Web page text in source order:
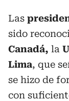
Las
sido
Canadá, la
Lima, que
se hizo de
con